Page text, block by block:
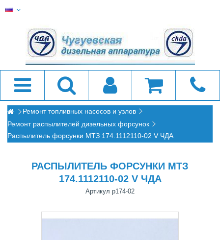
Ремонт топливных насосов и узлов
Ремонт распылителей дизельных форсунок
Распылитель форсунки МТЗ 174.1112110-02 V ЧДА
РАСПЫЛИТЕЛЬ ФОРСУНКИ МТЗ
174.1112110-02 V ЧДА
Артикул р174-02